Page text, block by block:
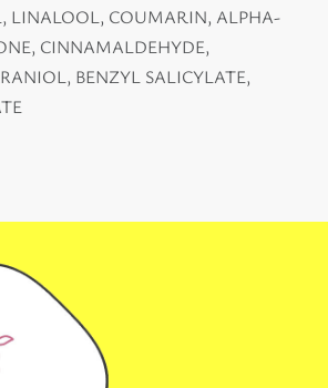
LINALOOL, COUMARIN, ALPHA-
CINNAMALDEHYDE,
BENZYL SALICYLATE,